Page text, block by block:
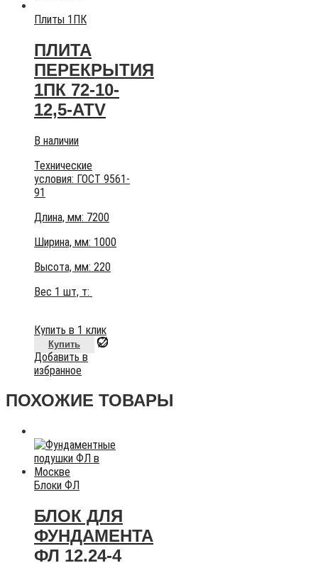
Плиты 1ПК
ПЛИТА
ПЕРЕКРЫТИЯ
1ПК 72-10-
12,5-АТV
В наличии
Технические
условия: ГОСТ 9561-
91
Длина, мм: 7200
Ширина, мм: 1000
Высота, мм: 220
Вес 1 шт, т:
Купить в 1 клик
Купить
Добавить в
избранное
ПОХОЖИЕ ТОВАРЫ
Блоки ФЛ
БЛОК ДЛЯ
ФУНДАМЕНТА
ФЛ 12.24-4